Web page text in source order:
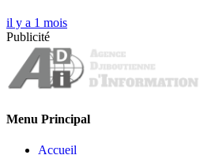
il y a 1 mois
Publicité
Menu Principal
Accueil